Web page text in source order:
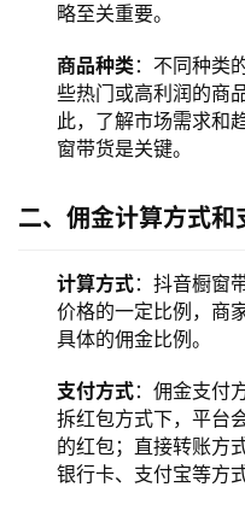
略至关重要。
商品种类：不同种类
些热门或高利润的商
此，了解市场需求和
窗带货是关键。
二、佣金计算方式和
计算方式：抖音橱窗
价格的一定比例，商
具体的佣金比例。
支付方式：佣金支付
拆红包方式下，平台
的红包；直接转账方
银行卡、支付宝等方